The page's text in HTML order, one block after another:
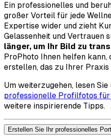
Ein professionelles und
großer Vorteil für jede
Expertise wider und zieht
Gelassenheit und Vertrauen
länger, um Ihr Bild zu
ProPhoto Ihnen helfen
erstellen, das zu Ihrer Praxis
Um weiterzugehen, lesen
professionelle Profilfotos
weitere inspirierende Tipps.
Erstellen Sie Ihr professionelles